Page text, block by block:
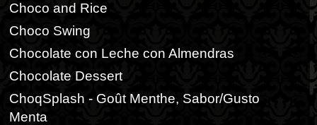
Choco and Rice
Choco Swing
Chocolate con Leche con Almendras
Chocolate Dessert
ChoqSplash - Goût Menthe, Sabor/Gusto
Menta